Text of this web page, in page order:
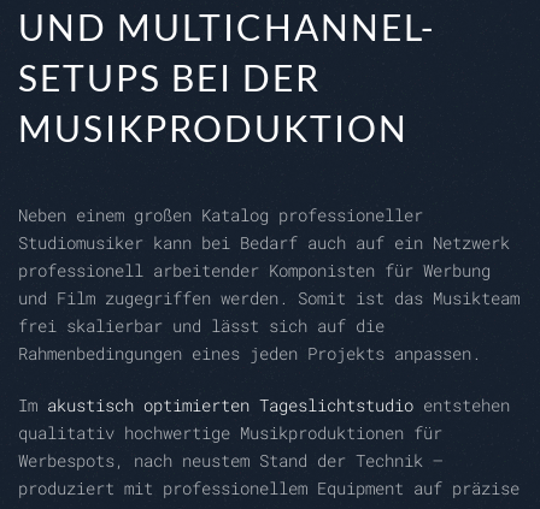
ND MULTICHANNEL-S
ETUPS BEI DER M
USIKPRODUKTION
Neben einem großen Katalog professioneller
Studiomusiker kann bei Bedarf auch auf ein Netzwerk
professionell arbeitender Komponisten für Werbung
und Film zugegriffen werden. Somit ist das Musikteam
frei skalierbar und lässt sich auf die
Rahmenbedingungen eines jeden Projekts anpassen.
Im akustisch optimierten Tageslichtstudio entstehen
qualitativ hochwertige Musikproduktionen für
Werbespots, nach neustem Stand der Technik –
produziert mit professionellem Equipment auf präzise